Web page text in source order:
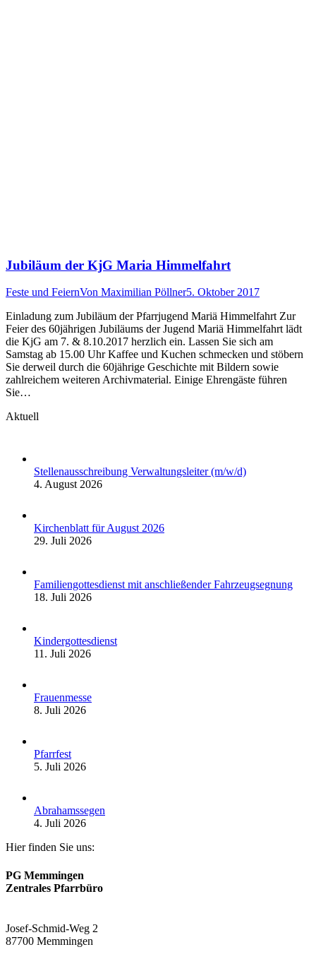
Jubiläum der KjG Maria Himmelfahrt
Feste und FeiernVon Maximilian Pöllner5. Oktober 2017
Einladung zum Jubiläum der Pfarrjugend Mariä Himmelfahrt Zur
Feier des 60jährigen Jubiläums der Jugend Mariä Himmelfahrt lädt
die KjG am 7. & 8.10.2017 herzlich ein. Lassen Sie sich am
Samstag ab 15.00 Uhr Kaffee und Kuchen schmecken und stöbern
Sie derweil durch die 60jährige Geschichte mit Bildern sowie
zahlreichem weiteren Archivmaterial. Einige Ehrengäste führen
Sie…
Aktuell
Stellenausschreibung Verwaltungsleiter (m/w/d)
4. August 2026
Kirchenblatt für August 2026
29. Juli 2026
Familiengottesdienst mit anschließender Fahrzeugsegnung
18. Juli 2026
Kindergottesdienst
11. Juli 2026
Frauenmesse
8. Juli 2026
Pfarrfest
5. Juli 2026
Abrahamssegen
4. Juli 2026
Hier finden Sie uns:
PG Memmingen
Zentrales Pfarrbüro
Josef-Schmid-Weg 2
87700 Memmingen